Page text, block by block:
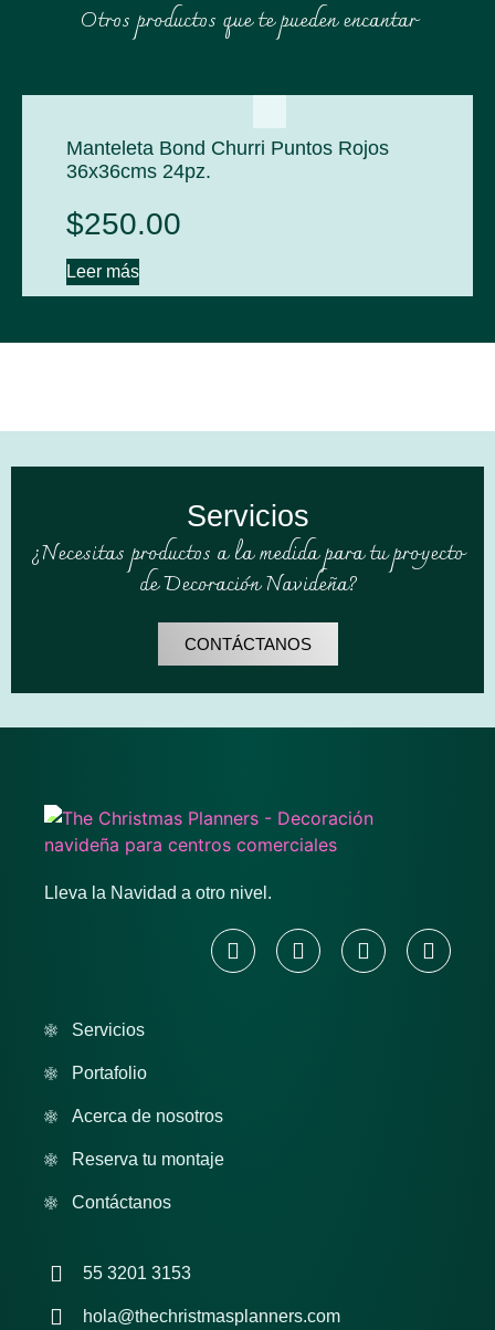
Otros productos que te pueden encantar
Manteleta Bond Churri Puntos Rojos
36x36cms 24pz.
$250.00
Leer más
Servicios
¿Necesitas productos a la medida para tu proyecto
de Decoración Navideña?
CONTÁCTANOS
Lleva la Navidad a otro nivel.
Servicios
Portafolio
Acerca de nosotros
Reserva tu montaje
Contáctanos
55 3201 3153
hola@thechristmasplanners.com